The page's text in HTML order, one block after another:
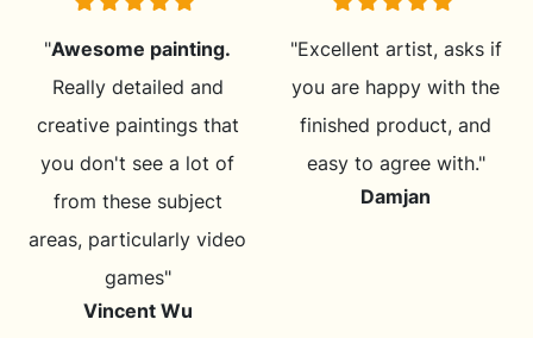
"Awesome painting.
Really detailed and
creative paintings that
you don't see a lot of
from these subject
areas, particularly video
games"
Vincent Wu
"Excellent artist, asks if
you are happy with the
finished product, and
easy to agree with."
Damjan